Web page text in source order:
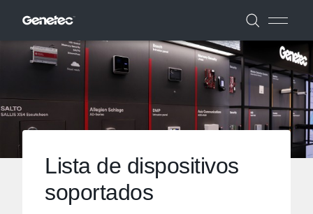
Lista de dispositivos
soportados